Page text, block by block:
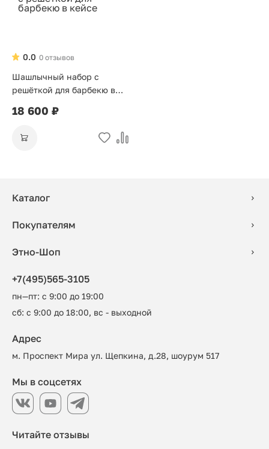
0 отзывов
0.0
Шашлычный набор с
решёткой для барбекю в
18 600 ₽
Каталог
Покупателям
Этно-Шоп
+7(495)565-3105
пн—пт: с 9:00 до 19:00
сб: с 9:00 до 18:00, вс - выходной
Читайте отзывы
Адрес
м. Проспект Мира ул. Щепкина, д.28, шоурум 517
Мы в соцсетях